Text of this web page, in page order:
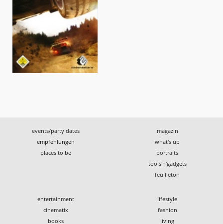
events/party dates
empfehlungen
places to be
magazin
what's up
portraits
tools'n'gadgets
feuilleton
entertainment
cinematix
books
lifestyle
fashion
living